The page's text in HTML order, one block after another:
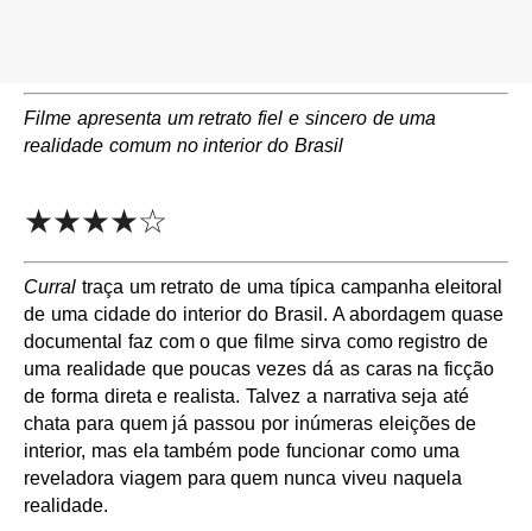
Filme apresenta um retrato fiel e sincero de uma
realidade comum no interior do Brasil
★★★★☆
Curral traça um retrato de uma típica campanha eleitoral
de uma cidade do interior do Brasil. A abordagem quase
documental faz com o que filme sirva como registro de
uma realidade que poucas vezes dá as caras na ficção
de forma direta e realista. Talvez a narrativa seja até
chata para quem já passou por inúmeras eleições de
interior, mas ela também pode funcionar como uma
reveladora viagem para quem nunca viveu naquela
realidade.